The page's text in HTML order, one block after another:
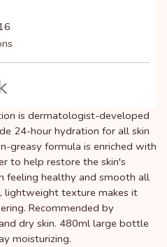
is dermatologist-developed
24-hour hydration for all skin
greasy formula is enriched with
to help restore the skin's
feeling healthy and smooth all
lightweight texture makes it
Recommended by
dry skin. 480ml large bottle
moisturizing.